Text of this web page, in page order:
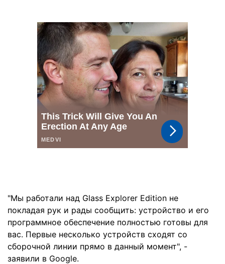
"Мы работали над Glass Explorer Edition не
покладая рук и рады сообщить: устройство и его
программное обеспечение полностью готовы для
вас. Первые несколько устройств сходят со
сборочной линии прямо в данный момент", -
заявили в Google.